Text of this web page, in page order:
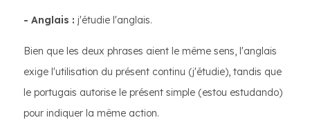
- Anglais : j'étudie l'anglais.
Bien que les deux phrases aient le même sens, l'anglais
exige l'utilisation du présent continu (j'étudie), tandis que
le portugais autorise le présent simple (estou estudando)
pour indiquer la même action.